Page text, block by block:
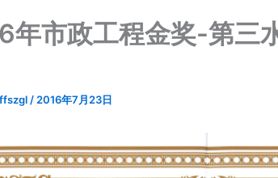
年市政工程金奖-第三
/ 2016年7月23日